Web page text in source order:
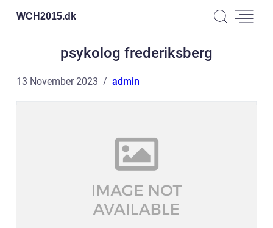
WCH2015.dk
psykolog frederiksberg
13 November 2023 admin